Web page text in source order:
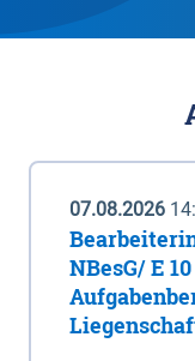
07.08.2026
NBesG/ E